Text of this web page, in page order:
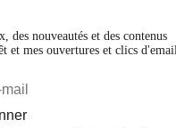
des nouveautés et des contenus
et mes ouvertures et clics